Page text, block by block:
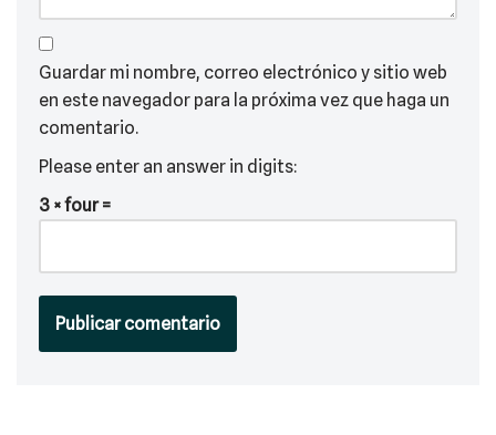
Guardar mi nombre, correo electrónico y sitio web
en este navegador para la próxima vez que haga un
comentario.
Please enter an answer in digits:
3 × four =